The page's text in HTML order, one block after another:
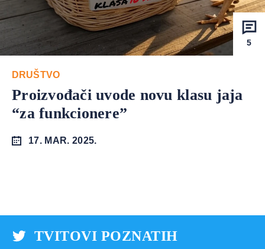
5
DRUŠTVO
Proizvođači uvode novu klasu jaja
“za funkcionere”
17. MAR. 2025.
TVITOVI POZNATIH